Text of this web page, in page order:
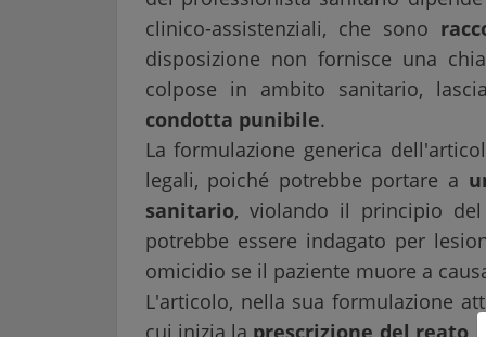
clinico-assistenziali, che sono
disposizione non fornisce una
colpose in ambito sanitario,
condotta punibile.
La formulazione generica
legali, poiché potrebbe portare a
sanitario, violando il principio
potrebbe essere indagato per
omicidio se il paziente muore a
L'articolo, nella sua formulazione
cui inizia la prescrizione del reato,